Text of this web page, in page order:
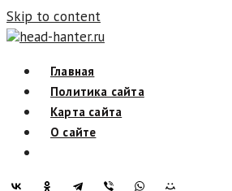
Skip to content
head-hanter.ru
Главная
Политика сайта
Карта сайта
О сайте